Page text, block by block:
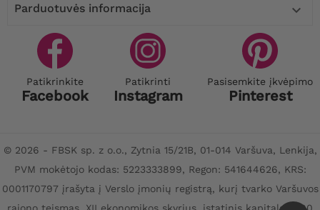
Parduotuvės informacija 
Patikrinkite
Facebook
Patikrinti
Instagram
Pasisemkite įkvėpimo
Pinterest
© 2026 - FBSK sp. z o.o., Zytnia 15/21B, 01-014 Varšuva, Lenkija,
PVM mokėtojo kodas: 5223333899, Regon: 541644626, KRS:
0001170797 įrašyta į Verslo įmonių registrą, kurį tvarko Varšuvos